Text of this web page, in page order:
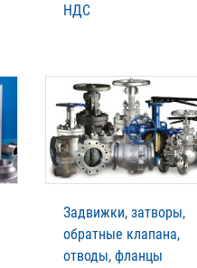
НДС
Задвижки, затворы,
обратные клапана,
отводы, фланцы